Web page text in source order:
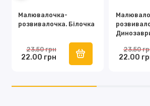
Малювалочка-
розвивалочка. Білочка
22.00 грн
23.50 грн
22.00
23.50